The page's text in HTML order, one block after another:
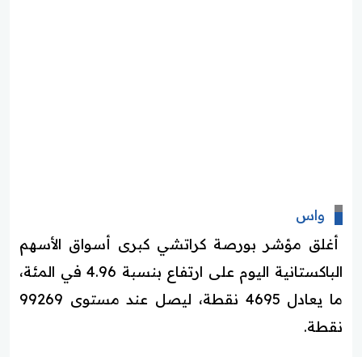
واس
أغلق مؤشر بورصة كراتشي كبرى أسواق الأسهم
الباكستانية اليوم على ارتفاع بنسبة 4.96 في المئة،
ما يعادل 4695 نقطة، ليصل عند مستوى 99269
نقطة.